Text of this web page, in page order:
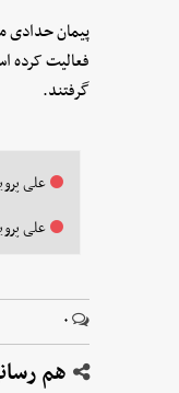
پیمان حدادی
فعالیت کرده
گرفتند.
علی
علی‌
۰
هم